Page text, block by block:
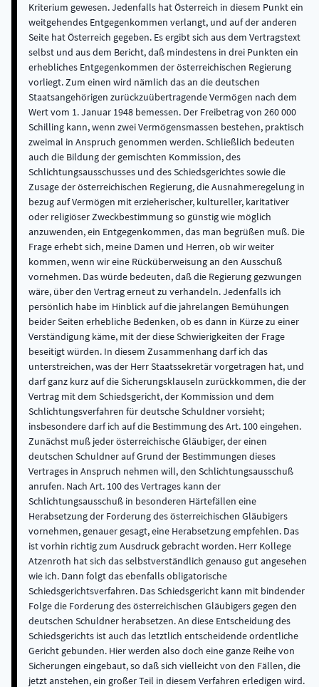
Kriterium gewesen. Jedenfalls hat Österreich in diesem Punkt ein
weitgehendes Entgegenkommen verlangt, und auf der anderen
Seite hat Österreich gegeben. Es ergibt sich aus dem Vertragstext
selbst und aus dem Bericht, daß mindestens in drei Punkten ein
erhebliches Entgegenkommen der österreichischen Regierung
vorliegt. Zum einen wird nämlich das an die deutschen
Staatsangehörigen zurückzuübertragende Vermögen nach dem
Wert vom 1. Januar 1948 bemessen. Der Freibetrag von 260 000
Schilling kann, wenn zwei Vermögensmassen bestehen, praktisch
zweimal in Anspruch genommen werden. Schließlich bedeuten
auch die Bildung der gemischten Kommission, des
Schlichtungsausschusses und des Schiedsgerichtes sowie die
Zusage der österreichischen Regierung, die Ausnahmeregelung in
bezug auf Vermögen mit erzieherischer, kultureller, karitativer
oder religiöser Zweckbestimmung so günstig wie möglich
anzuwenden, ein Entgegenkommen, das man begrüßen muß. Die
Frage erhebt sich, meine Damen und Herren, ob wir weiter
kommen, wenn wir eine Rücküberweisung an den Ausschuß
vornehmen. Das würde bedeuten, daß die Regierung gezwungen
wäre, über den Vertrag erneut zu verhandeln. Jedenfalls ich
persönlich habe im Hinblick auf die jahrelangen Bemühungen
beider Seiten erhebliche Bedenken, ob es dann in Kürze zu einer
Verständigung käme, mit der diese Schwierigkeiten der Frage
beseitigt würden. In diesem Zusammenhang darf ich das
unterstreichen, was der Herr Staatssekretär vorgetragen hat, und
darf ganz kurz auf die Sicherungsklauseln zurückkommen, die der
Vertrag mit dem Schiedsgericht, der Kommission und dem
Schlichtungsverfahren für deutsche Schuldner vorsieht;
insbesondere darf ich auf die Bestimmung des Art. 100 eingehen.
Zunächst muß jeder österreichische Gläubiger, der einen
deutschen Schuldner auf Grund der Bestimmungen dieses
Vertrages in Anspruch nehmen will, den Schlichtungsausschuß
anrufen. Nach Art. 100 des Vertrages kann der
Schlichtungsausschuß in besonderen Härtefällen eine
Herabsetzung der Forderung des österreichischen Gläubigers
vornehmen, genauer gesagt, eine Herabsetzung empfehlen. Das
ist vorhin richtig zum Ausdruck gebracht worden. Herr Kollege
Atzenroth hat sich das selbstverständlich genauso gut angesehen
wie ich. Dann folgt das ebenfalls obligatorische
Schiedsgerichtsverfahren. Das Schiedsgericht kann mit bindender
Folge die Forderung des österreichischen Gläubigers gegen den
deutschen Schuldner herabsetzen. An diese Entscheidung des
Schiedsgerichts ist auch das letztlich entscheidende ordentliche
Gericht gebunden. Hier werden also doch eine ganze Reihe von
Sicherungen eingebaut, so daß sich vielleicht von den Fällen, die
jetzt anstehen, ein großer Teil in diesem Verfahren erledigen wird.